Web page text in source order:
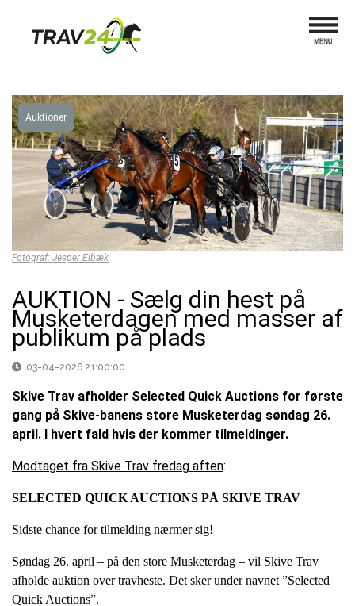
Auktioner
Fotograf: Jesper Elbæk
AUKTION - Sælg din hest på
Musketerdagen med masser af
publikum på plads
03-04-2026 21:00:00
Skive Trav afholder Selected Quick Auctions for første
gang på Skive-banens store Musketerdag søndag 26.
april. I hvert fald hvis der kommer tilmeldinger.
Modtaget fra Skive Trav fredag aften:
SELECTED QUICK AUCTIONS PÅ SKIVE TRAV
Sidste chance for tilmelding nærmer sig!
Søndag 26. april – på den store Musketerdag – vil Skive Trav
afholde auktion over travheste. Det sker under navnet ”Selected
Quick Auctions”.